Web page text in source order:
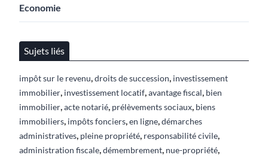
Economie
Sujets liés
impôt sur le revenu droits de succession investissement
immobilier investissement locatif avantage fiscal bien
immobilier acte notarié prélèvements sociaux biens
immobiliers impôts fonciers en ligne démarches
administratives pleine propriété responsabilité civile
administration fiscale démembrement nue-propriété